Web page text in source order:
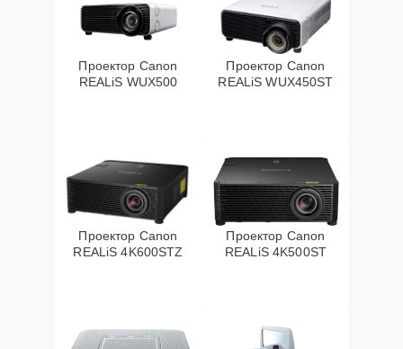
Проектор Canon
REALiS WUX500
Проектор Canon
REALiS WUX450ST
Проектор Canon
REALiS 4K600STZ
Проектор Canon
REALiS 4K500ST